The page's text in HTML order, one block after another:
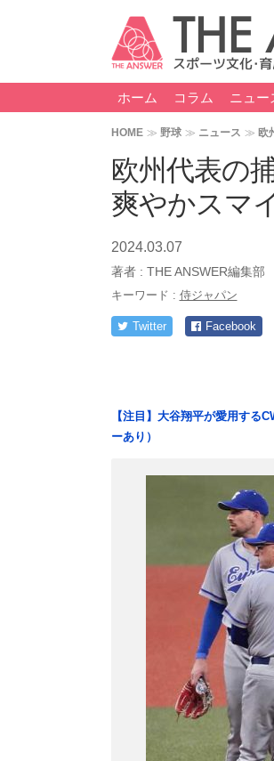
ホーム コラム ニュー
HOME 野球 ニュース 欧
欧州代表の
爽やかスマ
2024.03.07
著者 : THE ANSWER編集部
キーワード : 侍ジャパン
Twitter Facebook
【注目】大谷翔平が愛用する
ーあり）